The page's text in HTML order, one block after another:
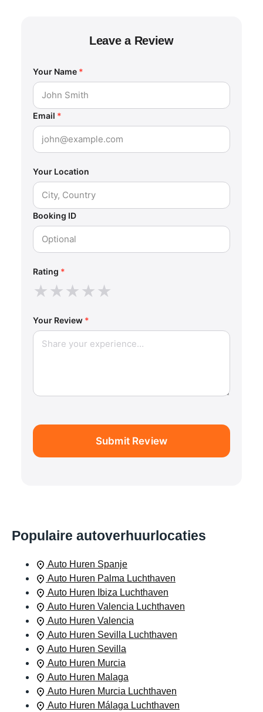
Leave a Review
Your Name *
Email *
Your Location
Booking ID
Rating *
★★★★★
Your Review *
Submit Review
Populaire autoverhuurlocaties
Auto Huren Spanje
Auto Huren Palma Luchthaven
Auto Huren Ibiza Luchthaven
Auto Huren Valencia Luchthaven
Auto Huren Valencia
Auto Huren Sevilla Luchthaven
Auto Huren Sevilla
Auto Huren Murcia
Auto Huren Malaga
Auto Huren Murcia Luchthaven
Auto Huren Málaga Luchthaven